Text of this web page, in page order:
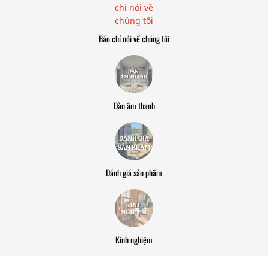
Báo chí nói về chúng tôi
Dàn âm thanh
Đánh giá sản phẩm
Kinh nghiệm